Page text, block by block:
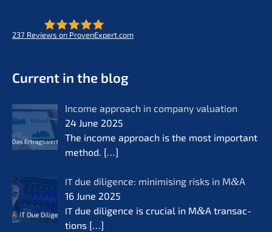
237 Reviews on ProvenExpert.com
Current in the blog
Income approach in compa­ny valua­ti­on
24 June 2025
The income approach is the most important
method. […]
IT due diligence: minimi­sing risks in M&A
16 June 2025
IT due diligence is crucial in M&A transac­
tions […]